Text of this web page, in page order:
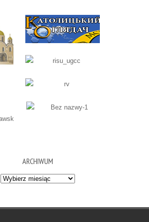
ARCHIWUM
Archiwum